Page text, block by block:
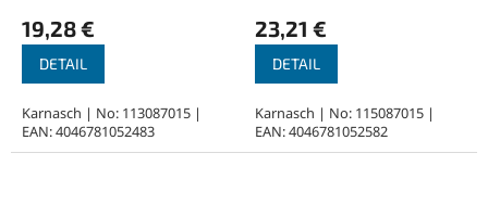
19,28 €
DETAIL
Karnasch | No: 113087015 |
EAN: 4046781052483
23,21 €
DETAIL
Karnasch | No: 115087015 |
EAN: 4046781052582